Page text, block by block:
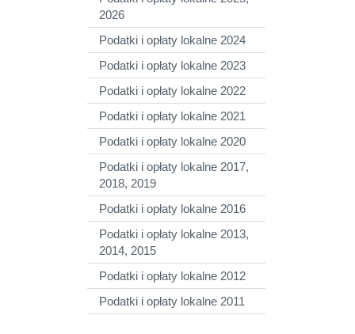
2026
Podatki i opłaty lokalne 2024
Podatki i opłaty lokalne 2023
Podatki i opłaty lokalne 2022
Podatki i opłaty lokalne 2021
Podatki i opłaty lokalne 2020
Podatki i opłaty lokalne 2017,
2018, 2019
Podatki i opłaty lokalne 2016
Podatki i opłaty lokalne 2013,
2014, 2015
Podatki i opłaty lokalne 2012
Podatki i opłaty lokalne 2011